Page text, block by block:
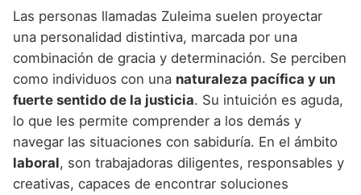
Las personas llamadas Zuleima suelen proyectar
una personalidad distintiva, marcada por una
combinación de gracia y determinación. Se perciben
como individuos con una naturaleza pacífica y un
fuerte sentido de la justicia. Su intuición es aguda,
lo que les permite comprender a los demás y
navegar las situaciones con sabiduría. En el ámbito
laboral, son trabajadoras diligentes, responsables y
creativas, capaces de encontrar soluciones